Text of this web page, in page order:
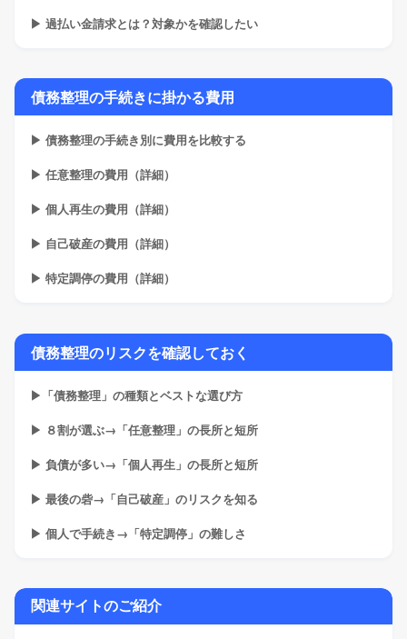
▶ 過払い金請求とは？対象かを確認したい
債務整理の手続きに掛かる費用
▶ 債務整理の手続き別に費用を比較する
▶ 任意整理の費用（詳細）
▶ 個人再生の費用（詳細）
▶ 自己破産の費用（詳細）
▶ 特定調停の費用（詳細）
債務整理のリスクを確認しておく
▶「債務整理」の種類とベストな選び方
▶ ８割が選ぶ→「任意整理」の長所と短所
▶ 負債が多い→「個人再生」の長所と短所
▶ 最後の砦→「自己破産」のリスクを知る
▶ 個人で手続き→「特定調停」の難しさ
関連サイトのご紹介